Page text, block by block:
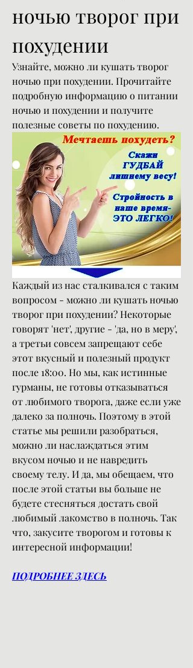
ночью творог при
похудении
Узнайте, можно ли кушать творог
ночью при похудении. Прочитайте
подробную информацию о питании
ночью и похудении и получите
полезные советы по похудению.
Каждый из нас сталкивался с таким
вопросом - можно ли кушать ночью
творог при похудении? Некоторые
говорят 'нет', другие - 'да, но в меру',
а третьи совсем запрещают себе
этот вкусный и полезный продукт
после 18:00. Но мы, как истинные
гурманы, не готовы отказываться
от любимого творога, даже если уже
далеко за полночь. Поэтому в этой
статье мы решили разобраться,
можно ли наслаждаться этим
вкусом ночью и не навредить
своему телу. И да, мы обещаем, что
после этой статьи вы больше не
будете стесняться достать свой
любимый лакомство в полночь. Так
что, закусите творогом и готовы к
интересной информации!
ПОДРОБНЕЕ ЗДЕСЬ